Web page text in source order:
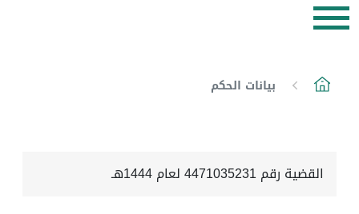
بيانات الحكم
القضية رقم 4471035231 لعام 1444هـ